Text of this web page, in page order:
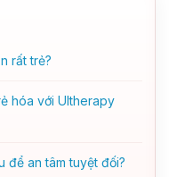
rất trẻ?
hóa với Ultherapy
để an tâm tuyệt đối?